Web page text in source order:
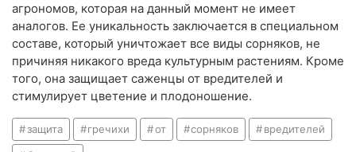
агрономов, которая на данный момент не имеет
аналогов. Ее уникальность заключается в специальном
составе, который уничтожает все виды сорняков, не
причиняя никакого вреда культурным растениям. Кроме
того, она защищает саженцы от вредителей и
стимулирует цветение и плодоношение.
защита гречихи от сорняков вредителей